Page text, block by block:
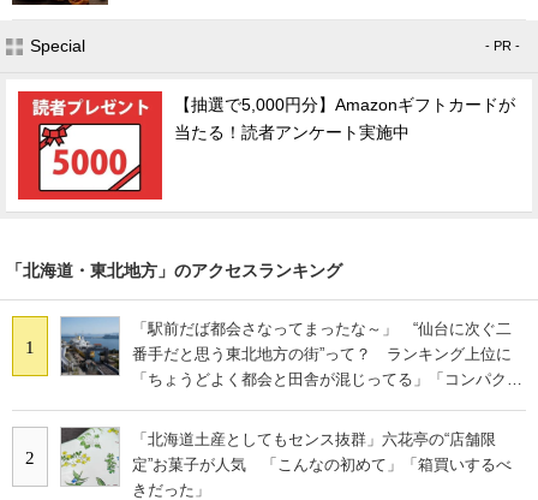
Special - PR -
【抽選で5,000円分】Amazonギフトカードが
当たる！読者アンケート実施中
「北海道・東北地方」のアクセスランキング
1
「駅前だば都会さなってまったな～」 “仙台に次ぐ二
番手だと思う東北地方の街”って？ ランキング上位に
「ちょうどよく都会と田舎が混じってる」「コンパクト
2
「北海道土産としてもセンス抜群」六花亭の“店舗限
定”お菓子が人気 「こんなの初めて」「箱買いするべ
きだった」